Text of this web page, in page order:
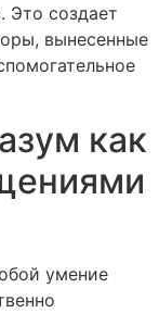
Это создает
вынесенные
как
умение